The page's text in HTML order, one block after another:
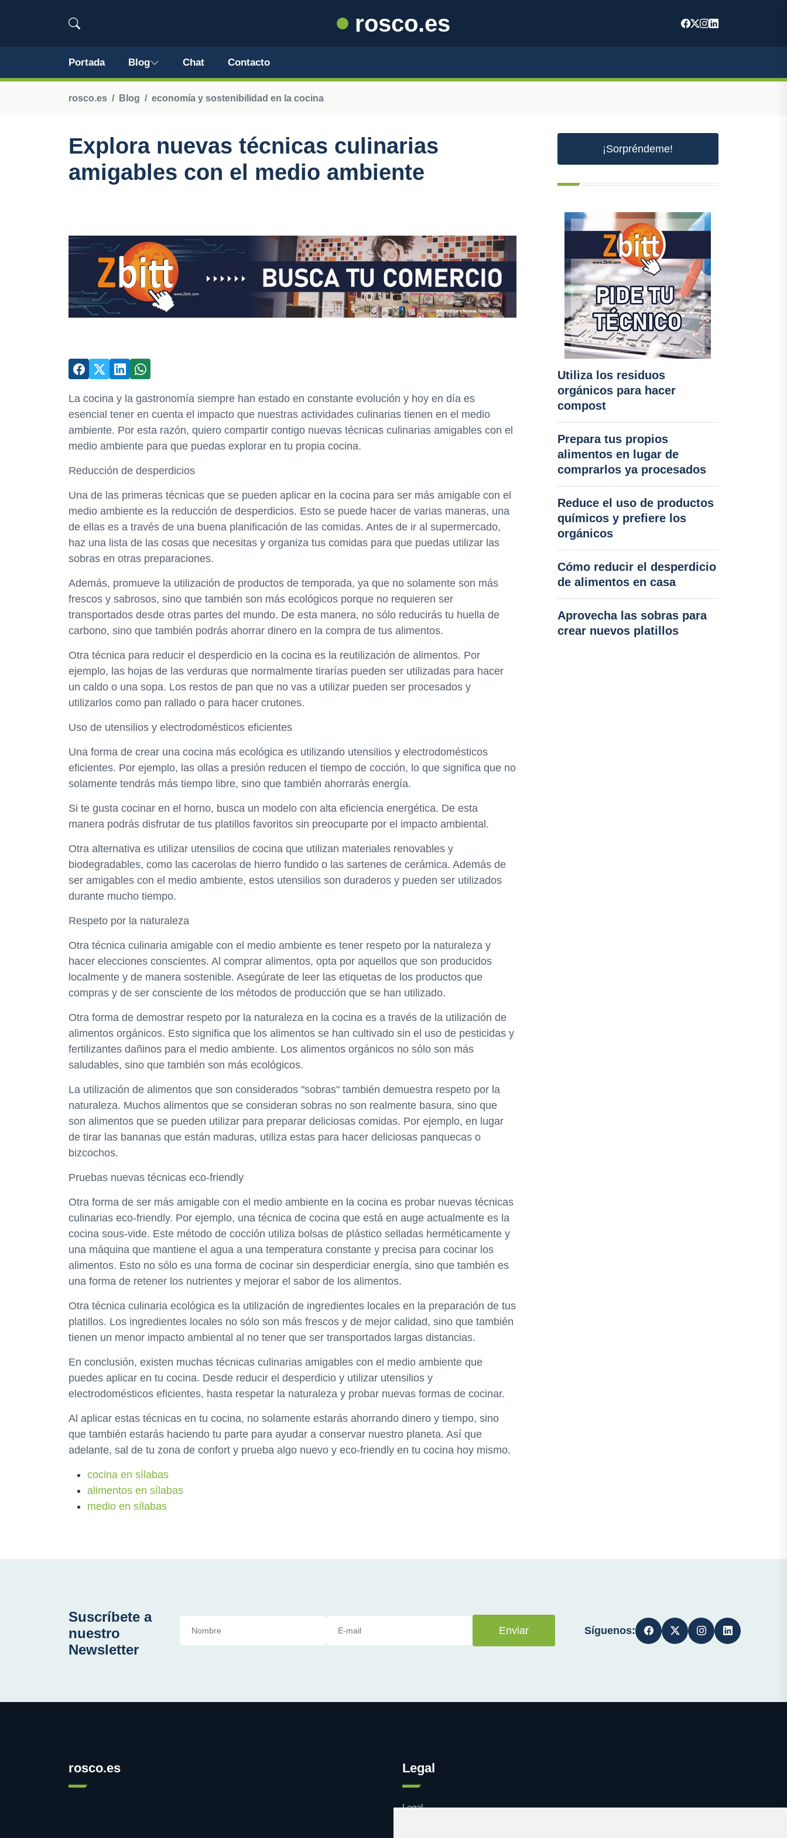
rosco.es
Portada Blog Chat Contacto
rosco.es Blog economía y sostenibilidad en la cocina
Explora nuevas técnicas culinarias
amigables con el medio ambiente
La cocina y la gastronomía siempre han estado en constante evolución y hoy en día es
esencial tener en cuenta el impacto que nuestras actividades culinarias tienen en el medio
ambiente. Por esta razón, quiero compartir contigo nuevas técnicas culinarias amigables con el
medio ambiente para que puedas explorar en tu propia cocina.
Reducción de desperdicios
Una de las primeras técnicas que se pueden aplicar en la cocina para ser más amigable con el
medio ambiente es la reducción de desperdicios. Esto se puede hacer de varias maneras, una
de ellas es a través de una buena planificación de las comidas. Antes de ir al supermercado,
haz una lista de las cosas que necesitas y organiza tus comidas para que puedas utilizar las
sobras en otras preparaciones.
Además, promueve la utilización de productos de temporada, ya que no solamente son más
frescos y sabrosos, sino que también son más ecológicos porque no requieren ser
transportados desde otras partes del mundo. De esta manera, no sólo reducirás tu huella de
carbono, sino que también podrás ahorrar dinero en la compra de tus alimentos.
Otra técnica para reducir el desperdicio en la cocina es la reutilización de alimentos. Por
ejemplo, las hojas de las verduras que normalmente tirarías pueden ser utilizadas para hacer
un caldo o una sopa. Los restos de pan que no vas a utilizar pueden ser procesados y
utilizarlos como pan rallado o para hacer crutones.
Uso de utensilios y electrodomésticos eficientes
Una forma de crear una cocina más ecológica es utilizando utensilios y electrodomésticos
eficientes. Por ejemplo, las ollas a presión reducen el tiempo de cocción, lo que significa que no
solamente tendrás más tiempo libre, sino que también ahorrarás energía.
Si te gusta cocinar en el horno, busca un modelo con alta eficiencia energética. De esta
manera podrás disfrutar de tus platillos favoritos sin preocuparte por el impacto ambiental.
Otra alternativa es utilizar utensilios de cocina que utilizan materiales renovables y
biodegradables, como las cacerolas de hierro fundido o las sartenes de cerámica. Además de
ser amigables con el medio ambiente, estos utensilios son duraderos y pueden ser utilizados
durante mucho tiempo.
Respeto por la naturaleza
Otra técnica culinaria amigable con el medio ambiente es tener respeto por la naturaleza y
hacer elecciones conscientes. Al comprar alimentos, opta por aquellos que son producidos
localmente y de manera sostenible. Asegúrate de leer las etiquetas de los productos que
compras y de ser consciente de los métodos de producción que se han utilizado.
Otra forma de demostrar respeto por la naturaleza en la cocina es a través de la utilización de
alimentos orgánicos. Esto significa que los alimentos se han cultivado sin el uso de pesticidas y
fertilizantes dañinos para el medio ambiente. Los alimentos orgánicos no sólo son más
saludables, sino que también son más ecológicos.
La utilización de alimentos que son considerados "sobras" también demuestra respeto por la
naturaleza. Muchos alimentos que se consideran sobras no son realmente basura, sino que
son alimentos que se pueden utilizar para preparar deliciosas comidas. Por ejemplo, en lugar
de tirar las bananas que están maduras, utiliza estas para hacer deliciosas panquecas o
bizcochos.
Pruebas nuevas técnicas eco-friendly
Otra forma de ser más amigable con el medio ambiente en la cocina es probar nuevas técnicas
culinarias eco-friendly. Por ejemplo, una técnica de cocina que está en auge actualmente es la
cocina sous-vide. Este método de cocción utiliza bolsas de plástico selladas herméticamente y
una máquina que mantiene el agua a una temperatura constante y precisa para cocinar los
alimentos. Esto no sólo es una forma de cocinar sin desperdiciar energía, sino que también es
una forma de retener los nutrientes y mejorar el sabor de los alimentos.
Otra técnica culinaria ecológica es la utilización de ingredientes locales en la preparación de tus
platillos. Los ingredientes locales no sólo son más frescos y de mejor calidad, sino que también
tienen un menor impacto ambiental al no tener que ser transportados largas distancias.
En conclusión, existen muchas técnicas culinarias amigables con el medio ambiente que
puedes aplicar en tu cocina. Desde reducir el desperdicio y utilizar utensilios y
electrodomésticos eficientes, hasta respetar la naturaleza y probar nuevas formas de cocinar.
Al aplicar estas técnicas en tu cocina, no solamente estarás ahorrando dinero y tiempo, sino
que también estarás haciendo tu parte para ayudar a conservar nuestro planeta. Así que
adelante, sal de tu zona de confort y prueba algo nuevo y eco-friendly en tu cocina hoy mismo.
cocina en sílabas
alimentos en sílabas
medio en sílabas
¡Sorpréndeme!
Utiliza los residuos
orgánicos para hacer
compost
Prepara tus propios
alimentos en lugar de
comprarlos ya procesados
Reduce el uso de productos
químicos y prefiere los
orgánicos
Cómo reducir el desperdicio
de alimentos en casa
Aprovecha las sobras para
crear nuevos platillos
Suscríbete a
nuestro
Newsletter
Enviar Síguenos:
rosco.es Legal
Legal